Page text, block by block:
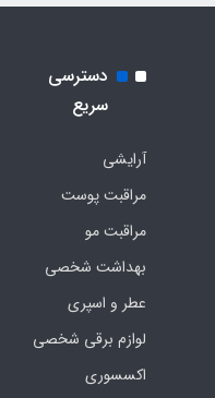
دسترسی
سریع
آرایشی
مراقبت پوست
مراقبت مو
بهداشت شخصی
عطر و اسپری
لوازم برقی شخصی
اکسسوری